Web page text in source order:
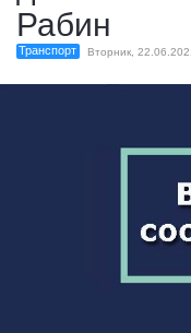
Рабин
Транспорт Вторник,